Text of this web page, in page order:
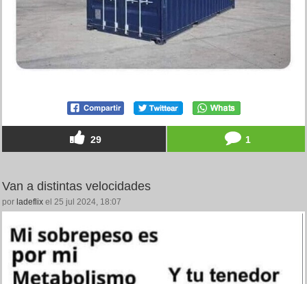
29 1
Van a distintas velocidades
por ladeflix el 25 jul 2024, 18:07